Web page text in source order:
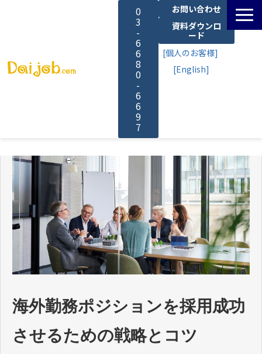
0
3
-
6
6
8
0
-
6
6
9
7
お問い合わせ
資料ダウンロ
ード
[個人のお客様]
[English]
サービス一覧
料金
よくあるご質問
導入事例
海外勤務ポジションを採用成功
させるための戦略とコツ